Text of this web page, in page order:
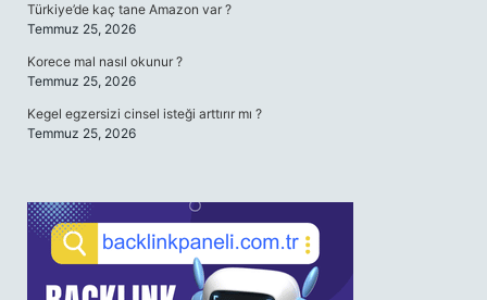
Türkiye’de kaç tane Amazon var ?
Temmuz 25, 2026
Korece mal nasıl okunur ?
Temmuz 25, 2026
Kegel egzersizi cinsel isteği arttırır mı ?
Temmuz 25, 2026